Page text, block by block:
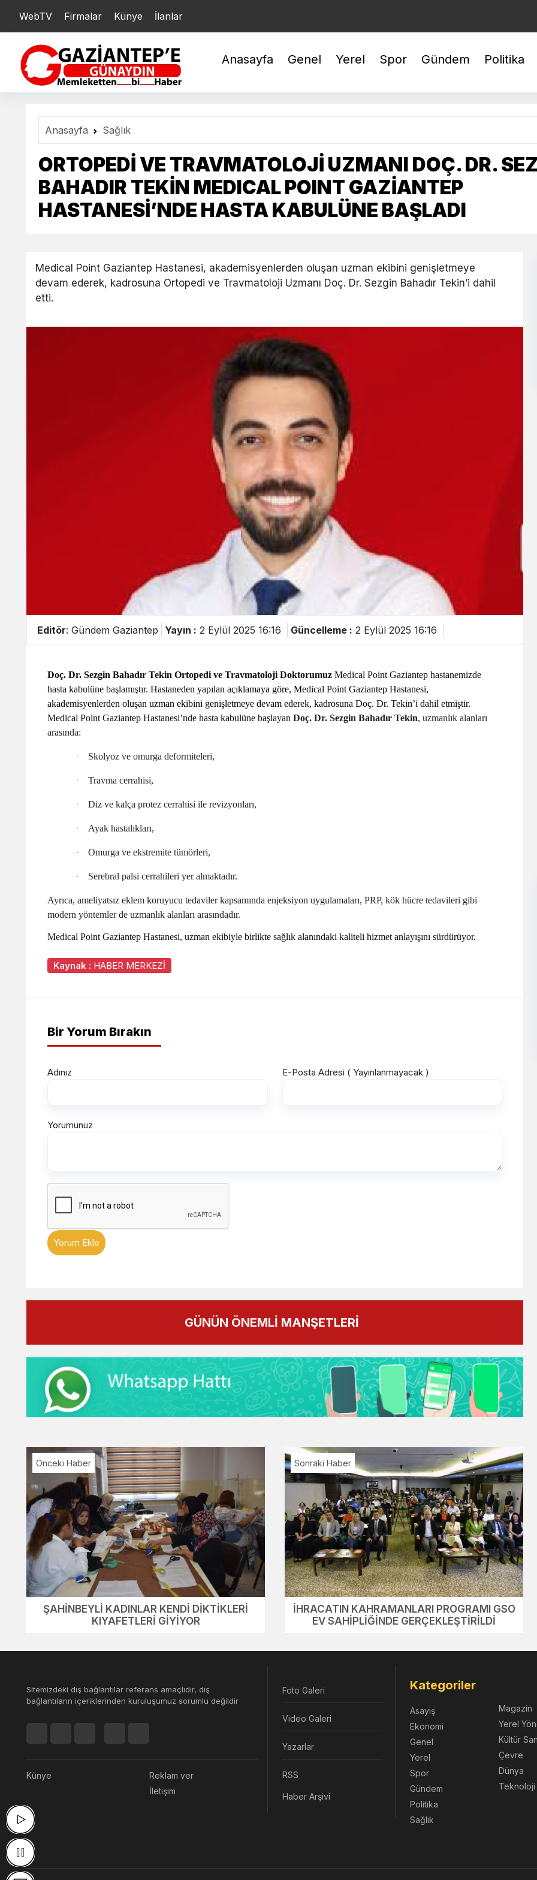
WebTV Firmalar Künye İlanlarYARIM : 21.222,43
Anasayfa Genel Yerel Spor Gündem Politika
Anasayfa Sağlık
ORTOPEDİ VE TRAVMATOLOJİ UZMANI DOÇ. DR.
BAHADIR TEKİN MEDICAL POINT GAZİANTEP
HASTANESİ’NDE HASTA KABULÜNE BAŞLADI
Medical Point Gaziantep Hastanesi, akademisyenlerden oluşan uzman ekibini genişletmeye
devam ederek, kadrosuna Ortopedi ve Travmatoloji Uzmanı Doç. Dr. Sezgin Bahadır Tekin’i dahil
etti.
Editör: Gündem Gaziantep Yayın : 2 Eylül 2025 16:16 Güncelleme : 2 Eylül 2025 16:16
Doç. Dr. Sezgin Bahadır Tekin Ortopedi ve Travmatoloji Doktorumuz Medical Point Gaziantep hastanemizde
hasta kabulüne başlamıştır. Hastaneden yapılan açıklamaya göre, Medical Point Gaziantep Hastanesi,
akademisyenlerden oluşan uzman ekibini genişletmeye devam ederek, kadrosuna Doç. Dr. Tekin’i dahil etmiştir.
Medical Point Gaziantep Hastanesi’nde hasta kabulüne başlayan Doç. Dr. Sezgin Bahadır Tekin, uzmanlık alanları
arasında:
· Skolyoz ve omurga deformiteleri,
· Travma cerrahisi,
· Diz ve kalça protez cerrahisi ile revizyonları,
· Ayak hastalıkları,
· Omurga ve ekstremite tümörleri,
· Serebral palsi cerrahileri yer almaktadır.
Ayrıca, ameliyatsız eklem koruyucu tedaviler kapsamında enjeksiyon uygulamaları, PRP, kök hücre tedavileri gibi
modern yöntemler de uzmanlık alanları arasındadır.
Medical Point Gaziantep Hastanesi, uzman ekibiyle birlikte sağlık alanındaki kaliteli hizmet anlayışını sürdürüyor.
Kaynak : HABER MERKEZİ
Bir Yorum Bırakın
Adınız E-Posta Adresi ( Yayınlanmayacak )
Yorumunuz
Yorum Ekle
GÜNÜN ÖNEMLİ MANŞETLERİ
Önceki Haber
ŞAHİNBEYLİ KADINLAR KENDİ DİKTİKLERİ
KIYAFETLERİ GİYİYOR
Sonraki Haber
İHRACATIN KAHRAMANLARI PROGRAMI GSO
EV SAHİPLİĞİNDE GERÇEKLEŞTİRİLDİ
Sitemizdeki dış bağlantılar referans amaçlıdır, dış
bağlantıların içeriklerinden kuruluşumuz sorumlu değildir
Künye
Reklam ver
İletişim
Foto Galeri
Video Galeri
Yazarlar
RSS
Haber Arşivi
Kategoriler
Asayiş
Ekonomi
Genel
Yerel
Spor
Gündem
Politika
Sağlık
Magazin
Yerel
Kültür
Çevre
Dünya
Teknoloji